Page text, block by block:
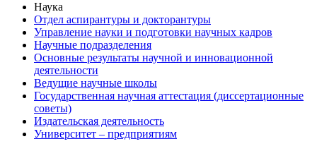
Наука
Отдел аспирантуры и докторантуры
Управление науки и подготовки научных кадров
Научные подразделения
Основные результаты научной и инновационной
деятельности
Ведущие научные школы
Государственная научная аттестация (диссертационные
советы)
Издательская деятельность
Университет – предприятиям